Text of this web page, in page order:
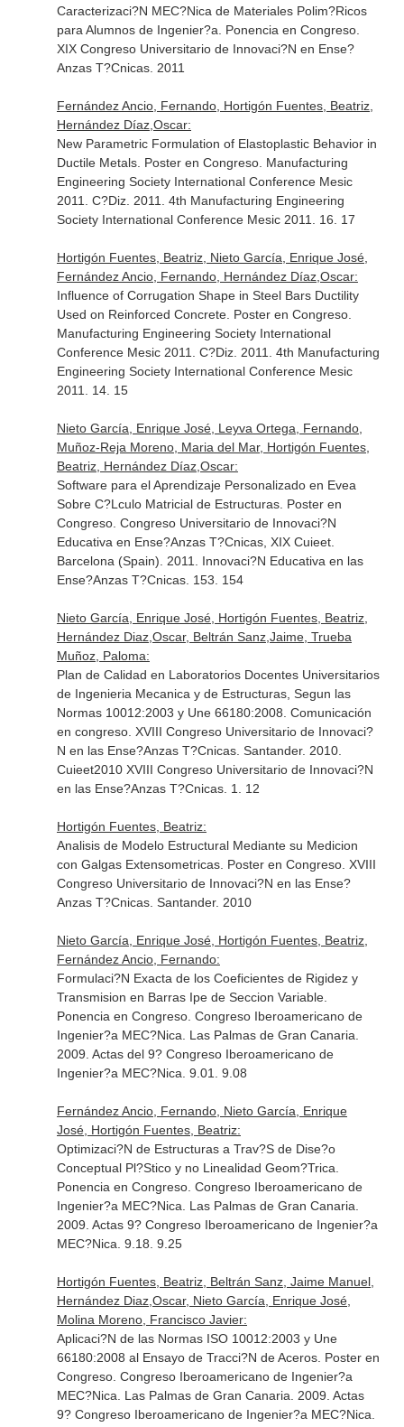
Caracterizaci?N MEC?Nica de Materiales Polim?Ricos
para Alumnos de Ingenier?a. Ponencia en Congreso.
XIX Congreso Universitario de Innovaci?N en Ense?
Anzas T?Cnicas. 2011
Fernández Ancio, Fernando, Hortigón Fuentes, Beatriz,
Hernández Díaz,Oscar:
New Parametric Formulation of Elastoplastic Behavior in
Ductile Metals. Poster en Congreso. Manufacturing
Engineering Society International Conference Mesic
2011. C?Diz. 2011. 4th Manufacturing Engineering
Society International Conference Mesic 2011. 16. 17
Hortigón Fuentes, Beatriz, Nieto García, Enrique José,
Fernández Ancio, Fernando, Hernández Díaz,Oscar:
Influence of Corrugation Shape in Steel Bars Ductility
Used on Reinforced Concrete. Poster en Congreso.
Manufacturing Engineering Society International
Conference Mesic 2011. C?Diz. 2011. 4th Manufacturing
Engineering Society International Conference Mesic
2011. 14. 15
Nieto García, Enrique José, Leyva Ortega, Fernando,
Muñoz-Reja Moreno, Maria del Mar, Hortigón Fuentes,
Beatriz, Hernández Díaz,Oscar:
Software para el Aprendizaje Personalizado en Evea
Sobre C?Lculo Matricial de Estructuras. Poster en
Congreso. Congreso Universitario de Innovaci?N
Educativa en Ense?Anzas T?Cnicas, XIX Cuieet.
Barcelona (Spain). 2011. Innovaci?N Educativa en las
Ense?Anzas T?Cnicas. 153. 154
Nieto García, Enrique José, Hortigón Fuentes, Beatriz,
Hernández Diaz,Oscar, Beltrán Sanz,Jaime, Trueba
Muñoz, Paloma:
Plan de Calidad en Laboratorios Docentes Universitarios
de Ingenieria Mecanica y de Estructuras, Segun las
Normas 10012:2003 y Une 66180:2008. Comunicación
en congreso. XVIII Congreso Universitario de Innovaci?
N en las Ense?Anzas T?Cnicas. Santander. 2010.
Cuieet2010 XVIII Congreso Universitario de Innovaci?N
en las Ense?Anzas T?Cnicas. 1. 12
Hortigón Fuentes, Beatriz:
Analisis de Modelo Estructural Mediante su Medicion
con Galgas Extensometricas. Poster en Congreso. XVIII
Congreso Universitario de Innovaci?N en las Ense?
Anzas T?Cnicas. Santander. 2010
Nieto García, Enrique José, Hortigón Fuentes, Beatriz,
Fernández Ancio, Fernando:
Formulaci?N Exacta de los Coeficientes de Rigidez y
Transmision en Barras Ipe de Seccion Variable.
Ponencia en Congreso. Congreso Iberoamericano de
Ingenier?a MEC?Nica. Las Palmas de Gran Canaria.
2009. Actas del 9? Congreso Iberoamericano de
Ingenier?a MEC?Nica. 9.01. 9.08
Fernández Ancio, Fernando, Nieto García, Enrique
José, Hortigón Fuentes, Beatriz:
Optimizaci?N de Estructuras a Trav?S de Dise?o
Conceptual Pl?Stico y no Linealidad Geom?Trica.
Ponencia en Congreso. Congreso Iberoamericano de
Ingenier?a MEC?Nica. Las Palmas de Gran Canaria.
2009. Actas 9? Congreso Iberoamericano de Ingenier?a
MEC?Nica. 9.18. 9.25
Hortigón Fuentes, Beatriz, Beltrán Sanz, Jaime Manuel,
Hernández Diaz,Oscar, Nieto García, Enrique José,
Molina Moreno, Francisco Javier:
Aplicaci?N de las Normas ISO 10012:2003 y Une
66180:2008 al Ensayo de Tracci?N de Aceros. Poster en
Congreso. Congreso Iberoamericano de Ingenier?a
MEC?Nica. Las Palmas de Gran Canaria. 2009. Actas
9? Congreso Iberoamericano de Ingenier?a MEC?Nica.